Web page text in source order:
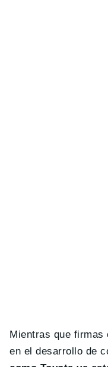
Mientras que firmas
en el desarrollo de